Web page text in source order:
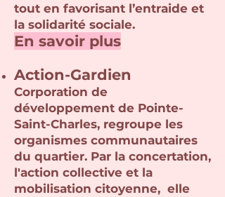
tout en favorisant l’entraide et
la solidarité sociale.
En savoir plus
Action-Gardien
Corporation de
développement de Pointe-
Saint-Charles, regroupe les
organismes communautaires
du quartier. Par la concertation,
l'action collective et la
mobilisation citoyenne, elle